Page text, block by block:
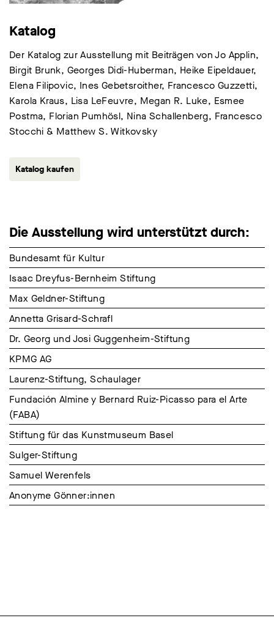
Katalog
Der Katalog zur Ausstellung mit Beiträgen von Jo Applin,
Birgit Brunk, Georges Didi-Huberman, Heike Eipeldauer,
Elena Filipovic, Ines Gebetsroither, Francesco Guzzetti,
Karola Kraus, Lisa LeFeuvre, Megan R. Luke, Esmee
Postma, Florian Pumhösl, Nina Schallenberg, Francesco
Stocchi & Matthew S. Witkovsky
Katalog kaufen
Die Ausstellung wird unterstützt durch:
Bundesamt für Kultur
Isaac Dreyfus-Bernheim Stiftung
Max Geldner-Stiftung
Annetta Grisard-Schrafl
Dr. Georg und Josi Guggenheim-Stiftung
KPMG AG
Laurenz-Stiftung, Schaulager
Fundación Almine y Bernard Ruiz-Picasso para el Arte
(FABA)
Stiftung für das Kunstmuseum Basel
Sulger-Stiftung
Samuel Werenfels
Anonyme Gönner:innen